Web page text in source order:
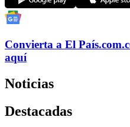
Convierta a El País
aquí
Noticias
Destacadas